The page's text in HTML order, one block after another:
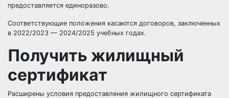
предоставляется единоразово.
Соответствующие положения касаются договоров, заключенных
в 2022/2023 — 2024/2025 учебных годах.
Получить жилищный
сертификат
Расширены условия предоставления жилищного сертификата